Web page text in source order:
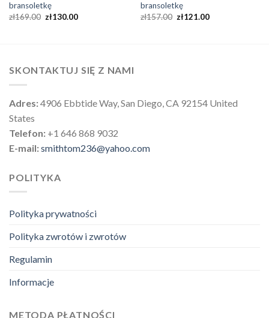
bransoletkę
zł169.00 zł130.00
bransoletkę
zł157.00 zł121.00
SKONTAKTUJ SIĘ Z NAMI
Adres:4906 Ebbtide Way, San Diego, CA 92154 United
States
Telefon: +1 646 868 9032
E-mail:smithtom236@yahoo.com
POLITYKA
Polityka prywatności
Polityka zwrotów i zwrotów
Regulamin
Informacje
METODA PŁATNOŚCI